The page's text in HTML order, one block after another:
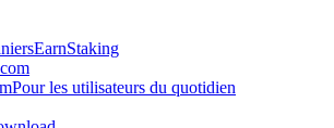
EarnStaking
Pour les utilisateurs du quotidien